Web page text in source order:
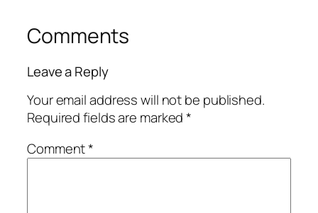
Comments
Leave a Reply
Your email address will not be published.
Required fields are marked*
Comment*